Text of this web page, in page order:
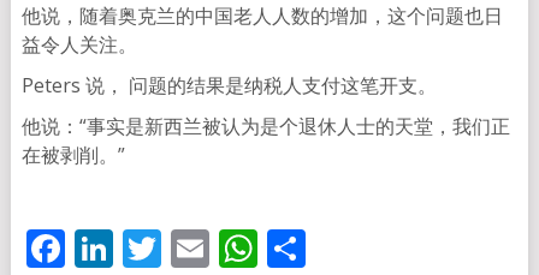
他说，随着奥克兰的中国老人人数的增加，这个问题也日
益令人关注。
Peters 说， 问题的结果是纳税人支付这笔开支。
他说：“事实是新西兰被认为是个退休人士的天堂，我们正
在被剥削。”
Facebook
LinkedIn
Twitter
EmailWhatsApp
分